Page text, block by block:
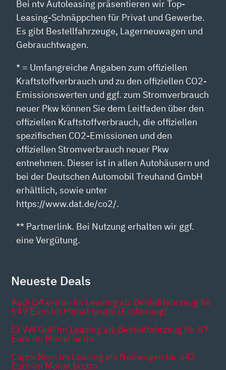
Bei ntv Autoleasing präsentieren wir Top-
Leasing-Schnäppchen für Privat und Gewerbe.
Es gibt Bestellfahrzeuge, Lagerneuwagen und
Gebrauchtwagen.
* = Umfangreiche Angaben zum offiziellen
Kraftstoffverbrauch und zu den offiziellen CO2-
Emissionswerten und ggf. zum Stromverbrauch
neuer Pkw können Sie dem Leitfaden über den
offiziellen Kraftstoffverbrauch, die offiziellen
spezifischen CO2-Emissionen und den
offiziellen Stromverbrauch neuer Pkw
entnehmen. Dieser ist in allen Autohäusern und
bei der Deutschen Automobil Treuhand GmbH
erhältlich, sowie unter
https://www.dat.de/co2/.
** Partnerlink. Bei Nutzung erhalten wir ggf.
eine Vergütung.
Neueste Deals
Audi Q4 e-tron im Leasing als Bestellfahrzeug für
549 Euro im Monat brutto [Eroberung]
💥 VW Golf im Leasing als Bestellfahrzeug für 87
Euro im Monat netto
Cupra Born im Leasing als Neuwagen für 342
Euro im Monat brutto